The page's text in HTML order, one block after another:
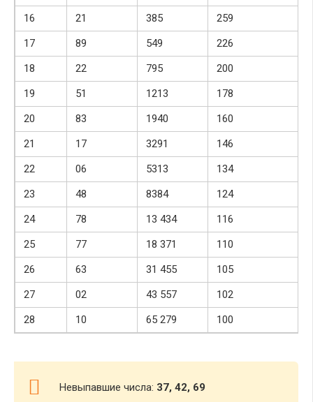
16
21 385
259
17
89 549
226
18
22 795
200
19
51 1213
178
20
83 1940
160
21
17 3291
146
22
06 5313
134
23
48 8384
124
24
78 13 434
116
25
77 18 371
110
26
63 31 455
105
27
02 43 557
102
28
10 65 279 100
Невыпавшие числа: 37, 42, 69